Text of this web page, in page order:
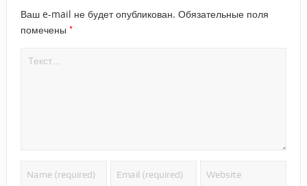
Ваш e-mail не будет опубликован. Обязательные поля
помечены *